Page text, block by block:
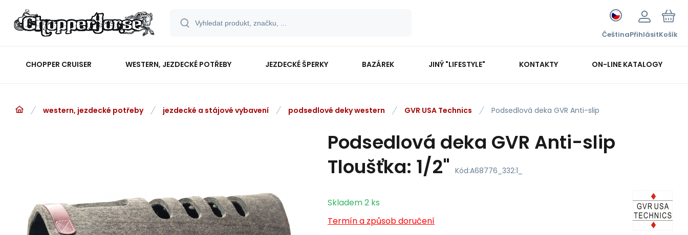
ČeštinaPřihlásitKošík
CHOPPER CRUISER WESTERN, JEZDECKÉ POTŘEBY JEZDECKÉ ŠPERKY BAZÁREK JINÝ "LIFESTYLE" KONTAKTY ON-LINE KATALOGY
western, jezdecké potřeby jezdecké a stájové vybavení podsedlové deky western GVR USA Technics Podsedlová deka GVR Anti-slip
Podsedlová deka GVR Anti-slip
Tloušťka: 1/2" Kód:A68776_332:1_
Skladem2 ks
Termín a způsob doručení